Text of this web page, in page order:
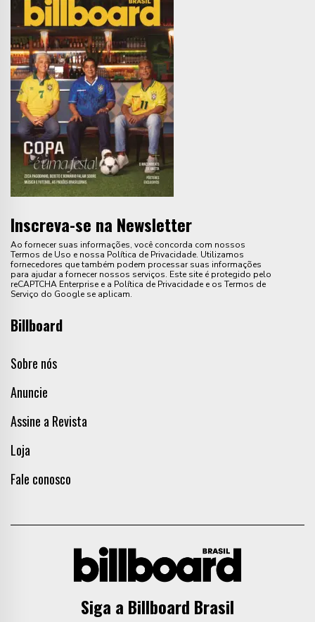
Inscreva-se na Newsletter
Ao fornecer suas informações, você concorda com nossos
Termos de Uso e nossa Política de Privacidade. Utilizamos
fornecedores que também podem processar suas informações
para ajudar a fornecer nossos serviços. Este site é protegido pelo
reCAPTCHA Enterprise e a Política de Privacidade e os Termos de
Serviço do Google se aplicam.
Billboard
Sobre nós
Anuncie
Assine a Revista
Loja
Fale conosco
Siga a Billboard Brasil